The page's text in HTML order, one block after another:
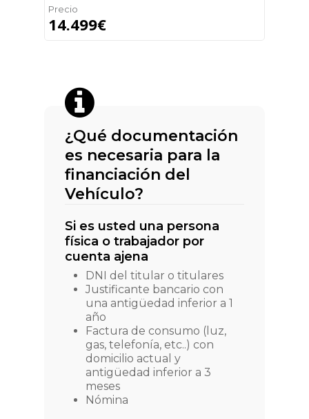
Precio
14.499€
¿Qué documentación
es necesaria para la
financiación del
Vehículo?
Si es usted una persona
física o trabajador por
cuenta ajena
DNI del titular o titulares
Justificante bancario con
una antigüedad inferior a 1
año
Factura de consumo (luz,
gas, telefonía, etc..) con
domicilio actual y
antigüedad inferior a 3
meses
Nómina